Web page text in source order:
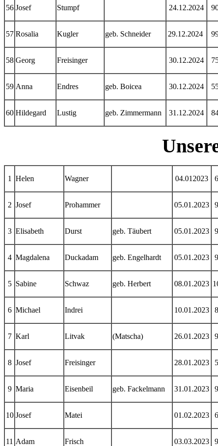
56 Josef Stumpf 24.12.2024
57 Rosalia Kugler geb. Schneider 29.12.2024
58 Georg Freisinger 30.12.2024
59 Anna Endres geb. Boicea 30.12.2024
60 Hildegard Lustig geb. Zimmermann 31.12.2024
1 Helen Wagner 04.012023
2 Josef Prohammer 05.01.2023
3 Elisabeth Durst geb. Täubert 05.01.2023
4 Magdalena Duckadam geb. Engelhardt 05.01.2023
5 Sabine Schwaz geb. Herbert 08.01.2023
6 Michael Indrei 10.01.2023
7 Karl Litvak (Matscha) 26.01.2023
8 Josef Freisinger 28.01.2023
9 Maria Eisenbeil geb. Fackelmann 31.01.2023
10 Josef Matei 01.02.2023
11 Adam Frisch 03.03.2023